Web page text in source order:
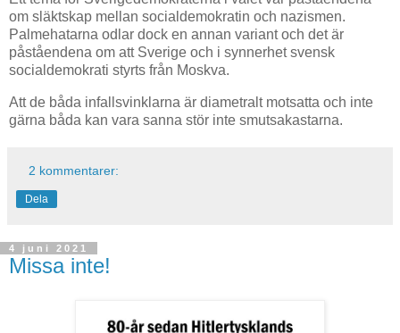
om släktskap mellan socialdemokratin och nazismen.
Palmehatarna odlar dock en annan variant och det är
påståendena om att Sverige och i synnerhet svensk
socialdemokrati styrts från Moskva.
Att de båda infallsvinklarna är diametralt motsatta och inte
gärna båda kan vara sanna stör inte smutsakastarna.
2 kommentarer:
Dela
4 juni 2021
Missa inte!